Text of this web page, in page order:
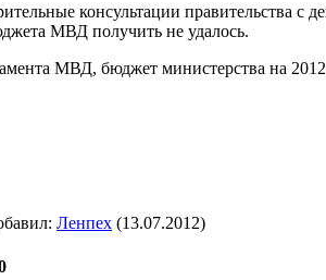
консультации
МВД получить не удалось.
МВД, бюджет министерства на
: Ленпех (13.07.2012)